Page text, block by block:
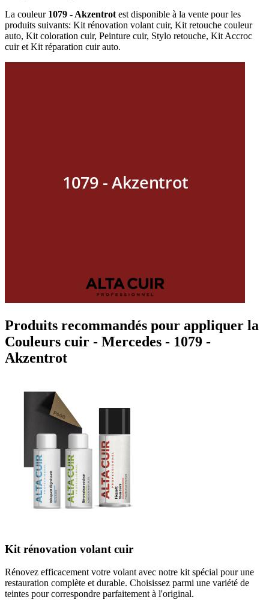
La couleur 1079 - Akzentrot est disponible à la vente pour les
produits suivants: Kit rénovation volant cuir, Kit retouche couleur
auto, Kit coloration cuir, Peinture cuir, Stylo retouche, Kit Accroc
cuir et Kit réparation cuir auto.
Produits recommandés pour appliquer la
Couleurs cuir - Mercedes - 1079 -
Akzentrot
Kit rénovation volant cuir
Rénovez efficacement votre volant avec notre kit spécial pour une
restauration complète et durable. Choisissez parmi une variété de
teintes pour correspondre parfaitement à l'original.